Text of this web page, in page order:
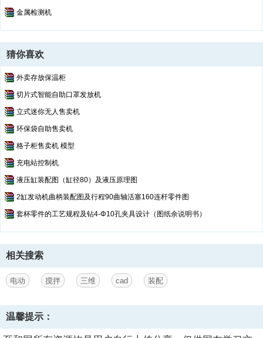
金属检测机
猜你喜欢
外卖存放保温柜
切片式智能自助口罩发放机
立式迷你无人售卖机
环保袋自助售卖机
格子柜售卖机 模型
充电站控制机
液压缸装配图（缸径80）及液压原理图
2缸发动机曲柄装配图及行程90曲轴活塞160连杆零件图
套杯零件的工艺规程及钻4-Φ10孔夹具设计（图纸余说明书）
相关搜索
电动 搅拌 三维 cad 装配
温馨提示：